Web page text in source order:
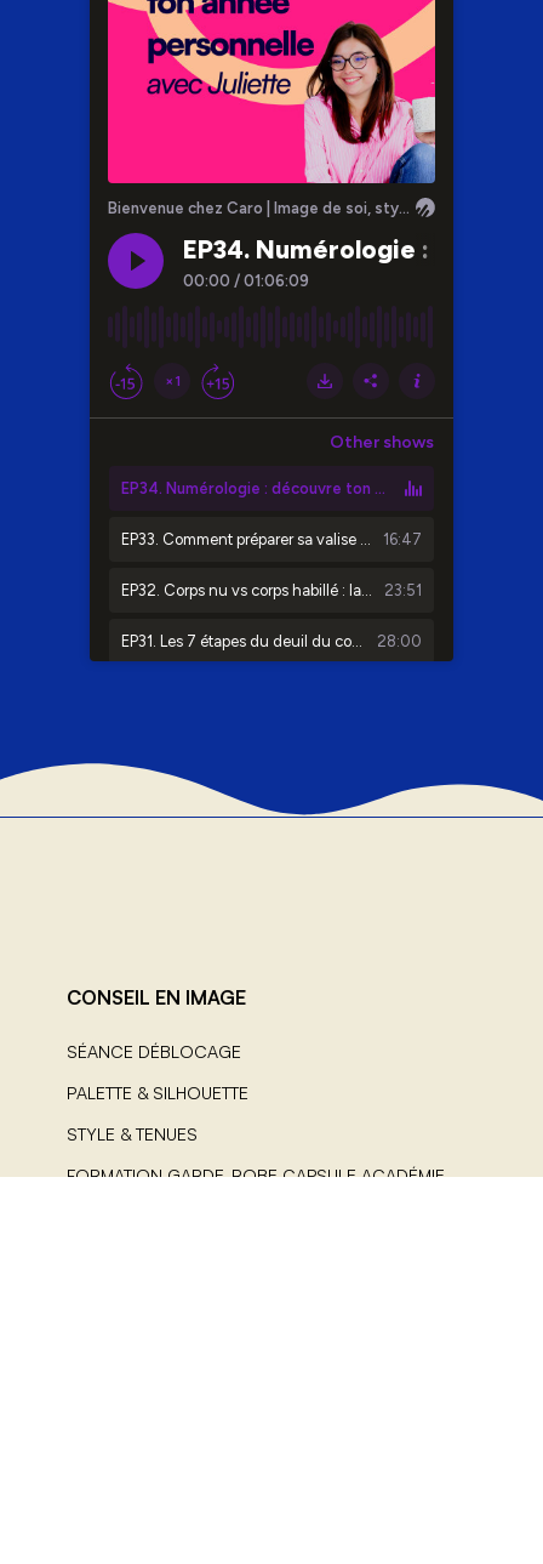
CONSEIL EN IMAGE
SÉANCE DÉBLOCAGE
PALETTE & SILHOUETTE
STYLE & TENUES
FORMATION GARDE-ROBE CAPSULE ACADÉMIE